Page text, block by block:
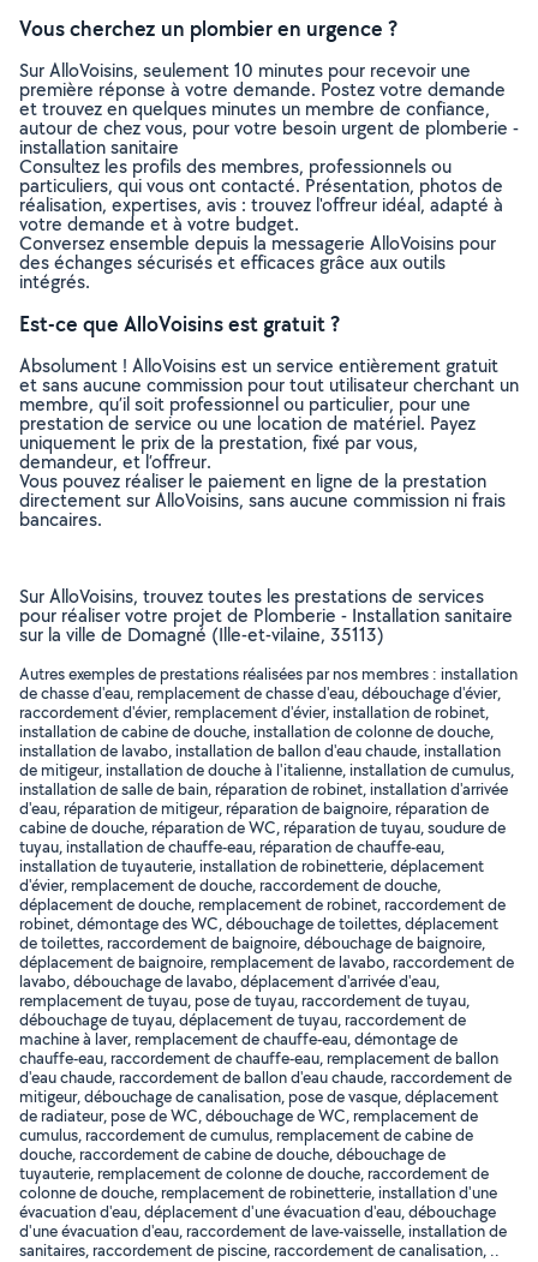
Vous cherchez un plombier en urgence ?
Sur AlloVoisins, seulement 10 minutes pour recevoir une
première réponse à votre demande. Postez votre demande
et trouvez en quelques minutes un membre de confiance,
autour de chez vous, pour votre besoin urgent de plomberie -
installation sanitaire
Consultez les profils des membres, professionnels ou
particuliers, qui vous ont contacté. Présentation, photos de
réalisation, expertises, avis : trouvez l'offreur idéal, adapté à
votre demande et à votre budget.
Conversez ensemble depuis la messagerie AlloVoisins pour
des échanges sécurisés et efficaces grâce aux outils
intégrés.
Est-ce que AlloVoisins est gratuit ?
Absolument ! AlloVoisins est un service entièrement gratuit
et sans aucune commission pour tout utilisateur cherchant un
membre, qu’il soit professionnel ou particulier, pour une
prestation de service ou une location de matériel. Payez
uniquement le prix de la prestation, fixé par vous,
demandeur, et l’offreur.
Vous pouvez réaliser le paiement en ligne de la prestation
directement sur AlloVoisins, sans aucune commission ni frais
bancaires.
Sur AlloVoisins, trouvez toutes les prestations de services
pour réaliser votre projet de Plomberie - Installation sanitaire
sur la ville de Domagné (Ille-et-vilaine, 35113)
Autres exemples de prestations réalisées par nos membres : installation
de chasse d'eau, remplacement de chasse d'eau, débouchage d'évier,
raccordement d'évier, remplacement d'évier, installation de robinet,
installation de cabine de douche, installation de colonne de douche,
installation de lavabo, installation de ballon d'eau chaude, installation
de mitigeur, installation de douche à l'italienne, installation de cumulus,
installation de salle de bain, réparation de robinet, installation d'arrivée
d'eau, réparation de mitigeur, réparation de baignoire, réparation de
cabine de douche, réparation de WC, réparation de tuyau, soudure de
tuyau, installation de chauffe-eau, réparation de chauffe-eau,
installation de tuyauterie, installation de robinetterie, déplacement
d'évier, remplacement de douche, raccordement de douche,
déplacement de douche, remplacement de robinet, raccordement de
robinet, démontage des WC, débouchage de toilettes, déplacement
de toilettes, raccordement de baignoire, débouchage de baignoire,
déplacement de baignoire, remplacement de lavabo, raccordement de
lavabo, débouchage de lavabo, déplacement d'arrivée d'eau,
remplacement de tuyau, pose de tuyau, raccordement de tuyau,
débouchage de tuyau, déplacement de tuyau, raccordement de
machine à laver, remplacement de chauffe-eau, démontage de
chauffe-eau, raccordement de chauffe-eau, remplacement de ballon
d'eau chaude, raccordement de ballon d'eau chaude, raccordement de
mitigeur, débouchage de canalisation, pose de vasque, déplacement
de radiateur, pose de WC, débouchage de WC, remplacement de
cumulus, raccordement de cumulus, remplacement de cabine de
douche, raccordement de cabine de douche, débouchage de
tuyauterie, remplacement de colonne de douche, raccordement de
colonne de douche, remplacement de robinetterie, installation d'une
évacuation d'eau, déplacement d'une évacuation d'eau, débouchage
d'une évacuation d'eau, raccordement de lave-vaisselle, installation de
sanitaires, raccordement de piscine, raccordement de canalisation, ..